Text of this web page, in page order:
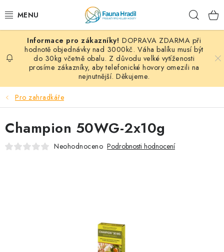
na
PAPOUŠCI A EXOTI
ZRNINY A OBILOVINY
MDM KRMIVA
BLOG
KONTAKT
DOPRAVA ZDARMA při
hodnotě objednávky nad 3000kč. Váha balíku musí být
do 30kg včetně obalu. Z důvodu velké vytíženosti
prosíme zákazníky, aby telefonické hovory omezili na
nejnutnější. Děkujeme.
Pro zahradkáře
Champion 50WG-2x10g
Neohodnoceno Podrobnosti hodnocení